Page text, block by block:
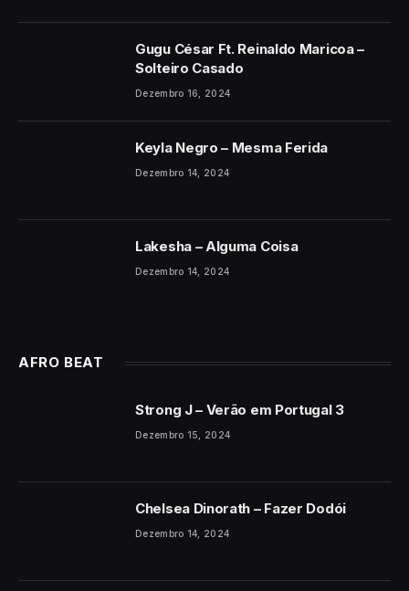
Gugu César Ft. Reinaldo Maricoa –
Solteiro Casado
Dezembro 16, 2024
Keyla Negro – Mesma Ferida
Dezembro 14, 2024
Lakesha – Alguma Coisa
Dezembro 14, 2024
AFRO BEAT
Strong J – Verão em Portugal 3
Dezembro 15, 2024
Chelsea Dinorath – Fazer Dodói
Dezembro 14, 2024